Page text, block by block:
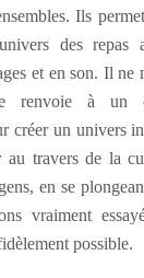
Ils
des repas
et en son. Il ne
renvoie à
créer un univers
au travers de la
en se
vraiment
possible.